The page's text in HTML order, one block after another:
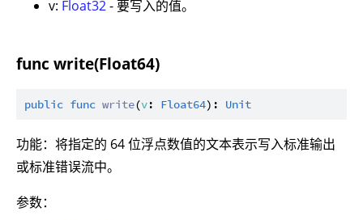
v: Float32- 要写入的值。
func write(Float64)
public func write(v: Float64): Unit
功能：将指定的 64 位浮点数值的文本表示写入标准输出
或标准错误流中。
参数：